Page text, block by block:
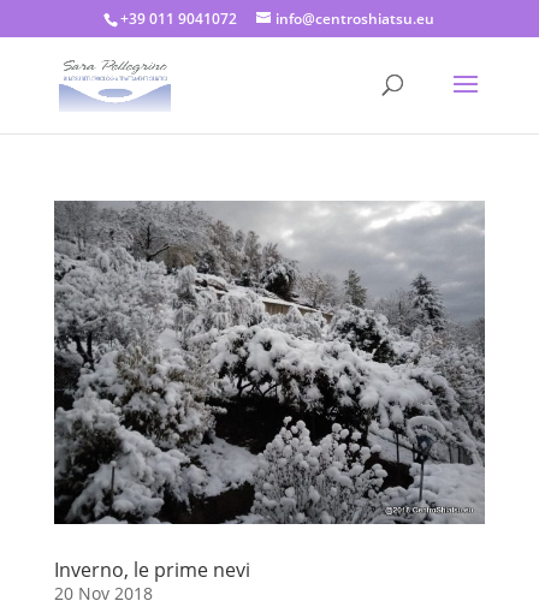
+39 011 9041072 info@centroshiatsu.eu
Inverno, le prime nevi
20 Nov 2018